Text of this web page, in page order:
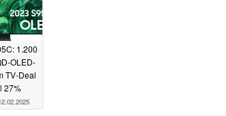
1.200
OLED-
TV-Deal
27%